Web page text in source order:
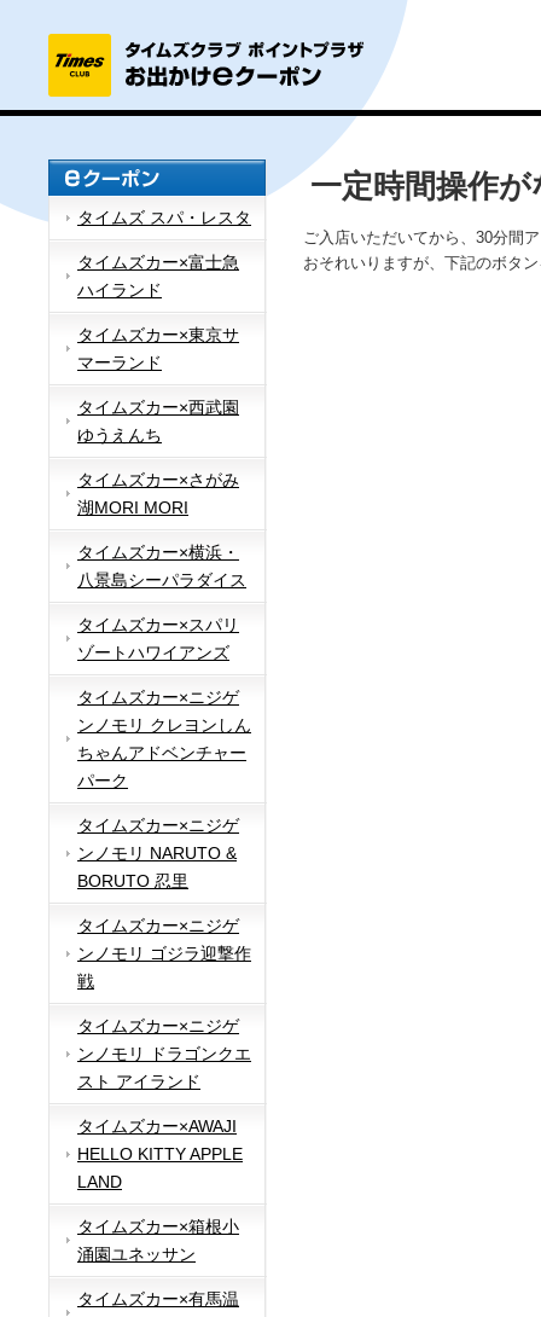
タイムズ スパ・レスタ
タイムズカー×富士急
ハイランド
タイムズカー×東京サ
マーランド
タイムズカー×西武園
ゆうえんち
タイムズカー×さがみ
湖MORI MORI
タイムズカー×横浜・
八景島シーパラダイス
タイムズカー×スパリ
ゾートハワイアンズ
タイムズカー×ニジゲ
ンノモリ クレヨンしん
ちゃんアドベンチャー
パーク
タイムズカー×ニジゲ
ンノモリ NARUTO &
BORUTO 忍里
タイムズカー×ニジゲ
ンノモリ ゴジラ迎撃作
戦
タイムズカー×ニジゲ
ンノモリ ドラゴンクエ
スト アイランド
タイムズカー×AWAJI
HELLO KITTY APPLE
LAND
タイムズカー×箱根小
涌園ユネッサン
タイムズカー×有馬温
一定時間操作
ご入店いただいてから、30分間
おそれいりますが、下記のボタ